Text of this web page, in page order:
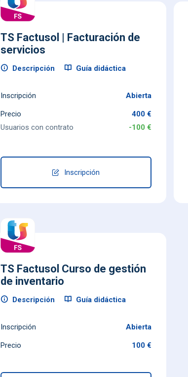
TS Factusol | Facturación de
servicios
Descripción Guía didáctica
Inscripción Abierta
Precio
400 €
Usuarios con contrato
-100 €
Inscripción
TS Factusol Curso de gestión
de inventario
Descripción Guía didáctica
Inscripción Abierta
Precio 100 €